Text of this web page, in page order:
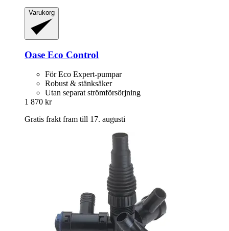
Varukorg
Oase Eco Control
För Eco Expert-pumpar
Robust & stänksäker
Utan separat strömförsörjning
1 870 kr
Gratis frakt fram till 17. augusti